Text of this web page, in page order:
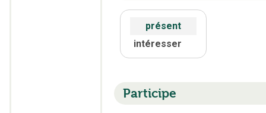
présent
intéresser
Participe